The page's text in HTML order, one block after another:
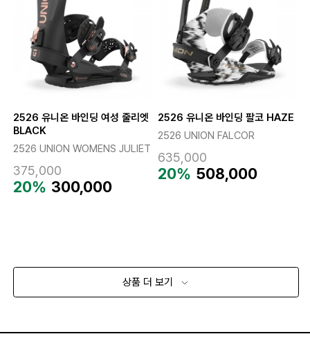
2526 유니온 바인딩 여성 줄리엣
BLACK
2526 UNION WOMENS JULIET
375,000
20% 300,000
2526 유니온 바인딩 팔코 HAZE
2526 UNION FALCOR
635,000
20% 508,000
상품 더 보기